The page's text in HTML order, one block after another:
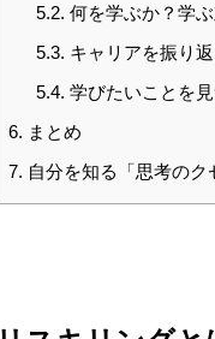
5.2. 何を学ぶか？学
5.3. キャリアを振り
5.4. 学びたいことを
6. まとめ
7. 自分を知る「思考のク